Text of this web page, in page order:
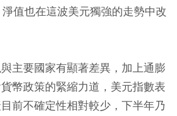
值也在這波美元獨強的走勢中改
主要國家有顯著差異，加上通膨
幣政策的緊縮力道，美元指數表
前不確定性相對較少，下半年乃